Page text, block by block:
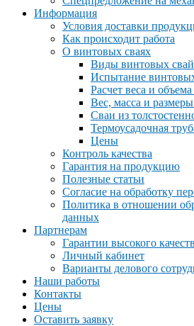
Информация
Условия доставки
Как происходит работа
О винтовых сваях
Виды винтовых свай
Испытание
Расчет веса и
Вес, масса и
Сваи из
Термоусадочная
Цены
Контроль качества
Гарантия на продукцию
Полезные статьи
Согласие на обработку
Политика в отношении
данных
Партнерам
Гарантии высокого
Личный кабинет
Варианты делового
Наши работы
Контакты
Цены
Оставить заявку